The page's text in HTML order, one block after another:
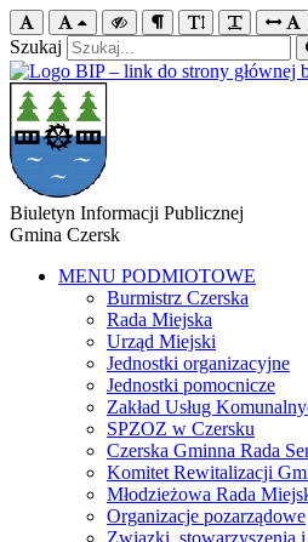
Szukaj
Biuletyn Informacji Publicznej
Gmina Czersk
MENU PODMIOTOWE
Burmistrz Czerska
Rada Miejska
Urząd Miejski
Jednostki organizacyjne
Jednostki pomocnicze
Zakład Usług
SPZOZ w Czersku
Czerska Gminna Rada
Komitet Rewitalizacji
Młodzieżowa Rada
Organizacje pozarządowe
Związki, stowarzyszenia